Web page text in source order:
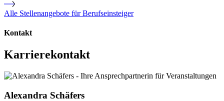
Alle Stellenangebote für Berufseinsteiger
Kontakt
Karrierekontakt
Alexandra Schäfers